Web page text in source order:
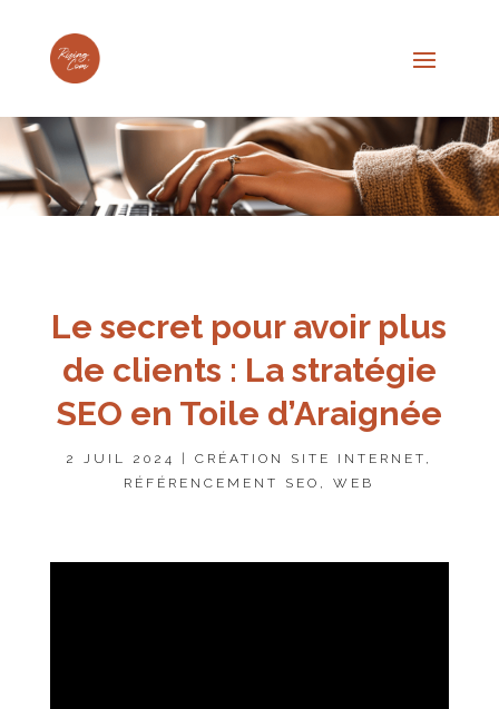
Le secret pour avoir plus
de clients : La stratégie
SEO en Toile d’Araignée
2 JUIL 2024 |CRÉATION SITE INTERNET ,
RÉFÉRENCEMENT SEO ,WEB